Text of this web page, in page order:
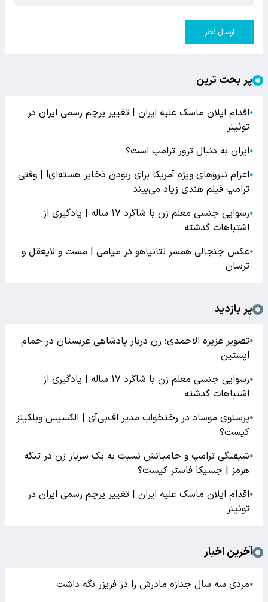
ارسال نظر
پر بحث ترین
●اقدام ایلان ماسک علیه ایران | تغییر پرچم رسمی ایران در
توئیتر
●ایران به دنبال ترور ترامپ است؟
●اعزام نیروهای ویژه آمریکا برای ربودن ذخایر هسته‌ای! | وقتی
ترامپ فیلم هندی زیاد می‌بیند
●
رسوایی جنسی معلم زن با شاگرد ۱۷ ساله | یادگیری از
اشتباهات گذشته
●عکس جنجالی همسر نتانیاهو در میامی | مست و لایعقل و
ترسان
پر بازدید
●تصویر عزیزه الاحمدی؛ زن دربار پادشاهی عربستان در حمام
اپستین
●
رسوایی جنسی معلم زن با شاگرد ۱۷ ساله | یادگیری از
اشتباهات گذشته
●پرستوی موساد در رختخواب مدیر اف‌بی‌آی | الکسیس ویلکینز
کیست؟
●شیفتگی ترامپ و حامیانش نسبت به یک سرباز زن در تنگه
هرمز | جسیکا فاستر کیست؟
●اقدام ایلان ماسک علیه ایران | تغییر پرچم رسمی ایران در
توئیتر
آخرین اخبار
●مردی سه سال جنازه مادرش را در فریزر نگه داشت